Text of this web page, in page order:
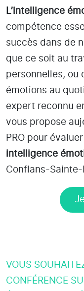
L’intelligence
compétence
succès dans de
que ce soit au
personnelles, ou
émotions au
expert reconnu
vous propose
PRO pour
intelligence
Conflans-Sainte-
VOUS
CONFÉRENCE